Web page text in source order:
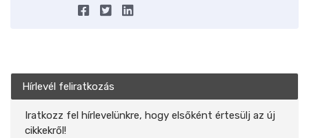
Hírlevél feliratkozás
Iratkozz fel hírlevelünkre, hogy elsőként értesülj az új
cikkekről!